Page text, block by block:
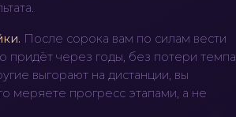
. После сорока вам по силам вести
придёт через годы, без потери темпа
выгорают на дистанции, вы
меряете прогресс этапами, а не